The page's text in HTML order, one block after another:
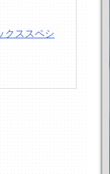
クススペシ